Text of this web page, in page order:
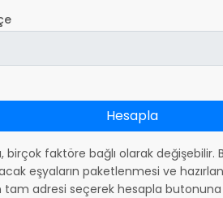
Hesapla
birçok faktöre bağlı olarak
eşyaların paketlenmesi ve
tam adresi seçerek hesapla butonuna